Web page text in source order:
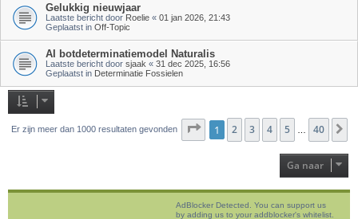
Gelukkig nieuwjaar
Laatste bericht door Roelie « 01 jan 2026, 21:43
Geplaatst in Off-Topic
AI botdeterminatiemodel Naturalis
Laatste bericht door sjaak « 31 dec 2025, 16:56
Geplaatst in Determinatie Fossielen
Er zijn meer dan 1000 resultaten gevonden Pagina1 van 40
1 2 3 4 5 40
Ga naar
AdBlocker Detected. You can support us
by adding us to your addblocker's whitelist.